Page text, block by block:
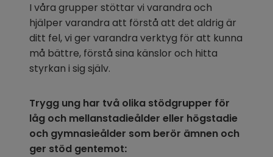
I våra grupper stöttar vi varandra och
hjälper varandra att förstå att det aldrig är
ditt fel, vi ger varandra verktyg för att kunna
må bättre, förstå sina känslor och hitta
styrkan i sig själv.
Trygg ung har två olika stödgrupper för
låg och mellanstadieålder eller högstadie
och gymnasieålder som berör ämnen och
ger stöd gentemot: